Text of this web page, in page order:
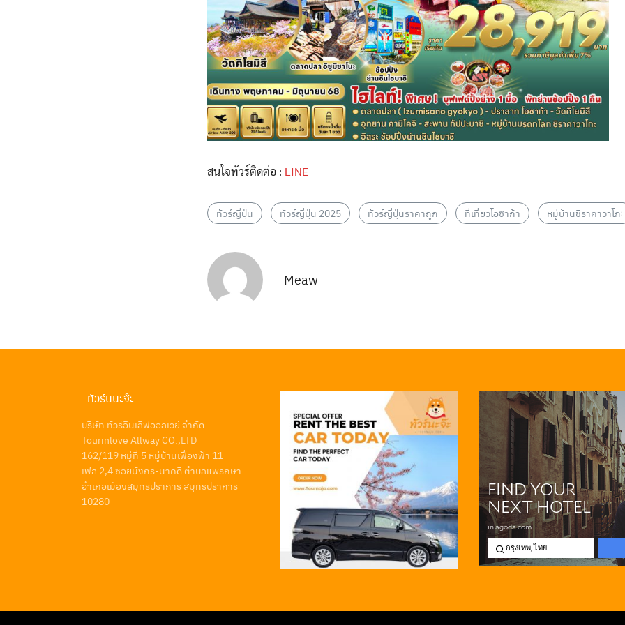
สนใจทัวร์ติดต่อ : LINE
ทัวร์ญี่ปุ่น ทัวร์ญี่ปุ่น 2025 ทัวร์ญี่ปุ่นราคาถูก ที่เที่ยวโอซาก้า หมู่บ้านชิราคาวาโกะ
Meaw
ทัวร์นนะจ๊ะ
บริษัท ทัวร์อินเลิฟออลเวย์ จำกัด
Tourinlove Allway CO.,LTD
162/119 หมู่ที่ 5 หมู่บ้านเฟื่องฟ้า 11
เฟส 2,4 ซอยมังกร-นาคดี ตำบลแพรกษา
อำเภอเมืองสมุทรปราการ สมุทรปราการ
10280